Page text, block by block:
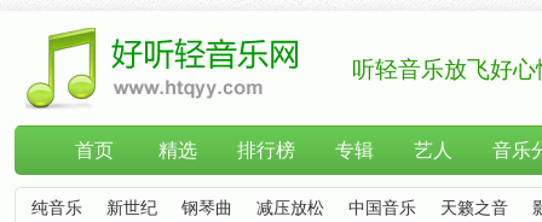
听轻音乐放飞好心
首页 精选 排行榜 专辑 艺人 音乐
纯音乐 新世纪 钢琴曲 减压放松 中国音乐 天籁之音